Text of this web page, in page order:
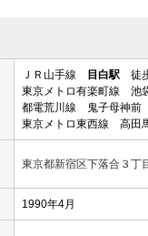
ＪＲ山手線 目白駅 徒
東京メトロ有楽町線 池
都電荒川線 鬼子母神
東京メトロ東西線 高田
東京都新宿区下落合３丁
1990年4月